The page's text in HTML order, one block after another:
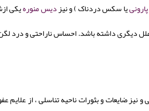
یا سکس دردناک ) و نیزدیس منورهیکی
علل دیگری داشته باشد. احساس ناراحتی و درد
و نیز ضایعات و بثورات ناحیه تناسلی ، از